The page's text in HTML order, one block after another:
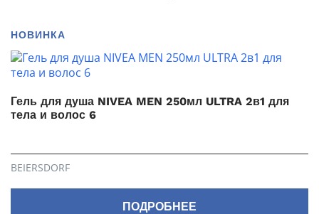
НОВИНКА
Гель для душа NIVEA MEN 250мл ULTRA 2в1 для
тела и волос 6
BEIERSDORF
ПОДРОБНЕЕ